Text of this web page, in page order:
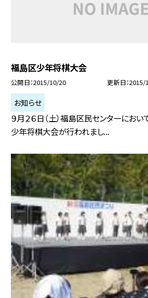
福島区少年将棋大会
公開日 2015/10/20 更新日 2015/
お知らせ
９月２６日（土）福島区民センターにおい
少年将棋大会が行われまし...